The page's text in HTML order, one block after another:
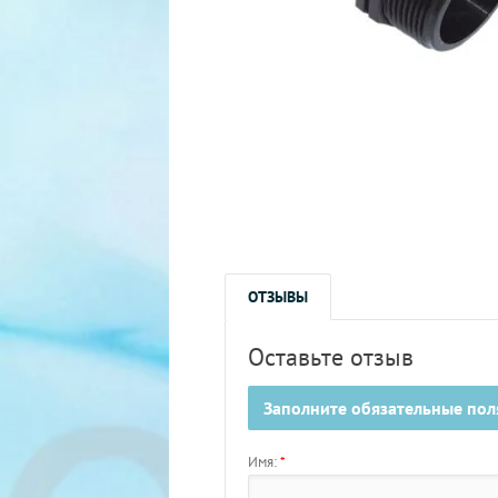
ОТЗЫВЫ
Оставьте отзыв
Заполните обязательные
Имя:*